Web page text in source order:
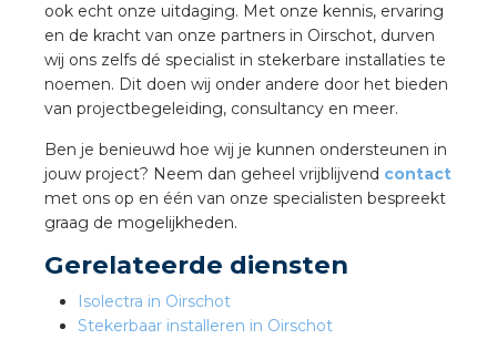
ook echt onze uitdaging. Met onze kennis, ervaring
en de kracht van onze partners in Oirschot, durven
wij ons zelfs dé specialist in stekerbare installaties te
noemen. Dit doen wij onder andere door het bieden
van projectbegeleiding, consultancy en meer.
Ben je benieuwd hoe wij je kunnen ondersteunen in
jouw project? Neem dan geheel vrijblijvend contact
met ons op en één van onze specialisten bespreekt
graag de mogelijkheden.
Gerelateerde diensten
Isolectra in Oirschot
Stekerbaar installeren in Oirschot